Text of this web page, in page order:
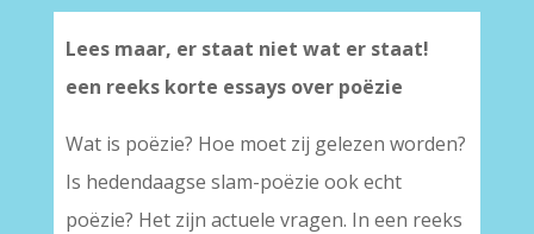
Lees maar, er staat niet wat er staat!
een reeks korte essays over poëzie
Wat is poëzie? Hoe moet zij gelezen worden?
Is hedendaagse slam-poëzie ook echt
poëzie? Het zijn actuele vragen. In een reeks